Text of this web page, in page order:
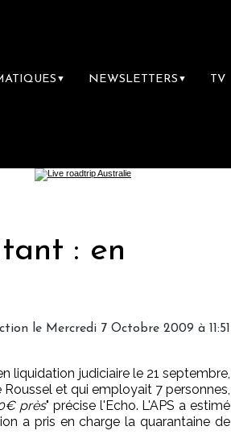
▼ NEWSLETTERS ▼ TV
: en
le Mercredi 7 Octobre 2009 à 11:51
liquidation judiciaire le 21 septembre,
et qui employait 7 personnes,
près" précise l'Echo. L'APS a estimé
a pris en charge la quarantaine de